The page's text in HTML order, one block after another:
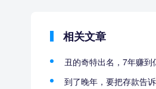
相关文章
丑的奇特出名，7年赚
到了晚年，要把存款告